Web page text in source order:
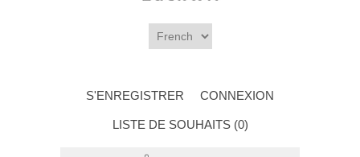
S'ENREGISTRER CONNEXION
LISTE DE SOUHAITS (0)